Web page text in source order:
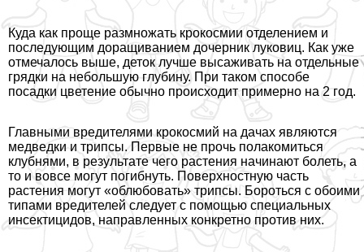
Куда как проще размножать крокосмии отделением и
последующим доращиванием дочерник луковиц. Как уже
отмечалось выше, деток лучше высаживать на отдельные
грядки на небольшую глубину. При таком способе
посадки цветение обычно происходит примерно на 2 год.
Главными вредителями крокосмий на дачах являются
медведки и трипсы. Первые не прочь полакомиться
клубнями, в результате чего растения начинают болеть, а
то и вовсе могут погибнуть. Поверхностную часть
растения могут «облюбовать» трипсы. Бороться с обоими
типами вредителей следует с помощью специальных
инсектицидов, направленных конкретно против них.